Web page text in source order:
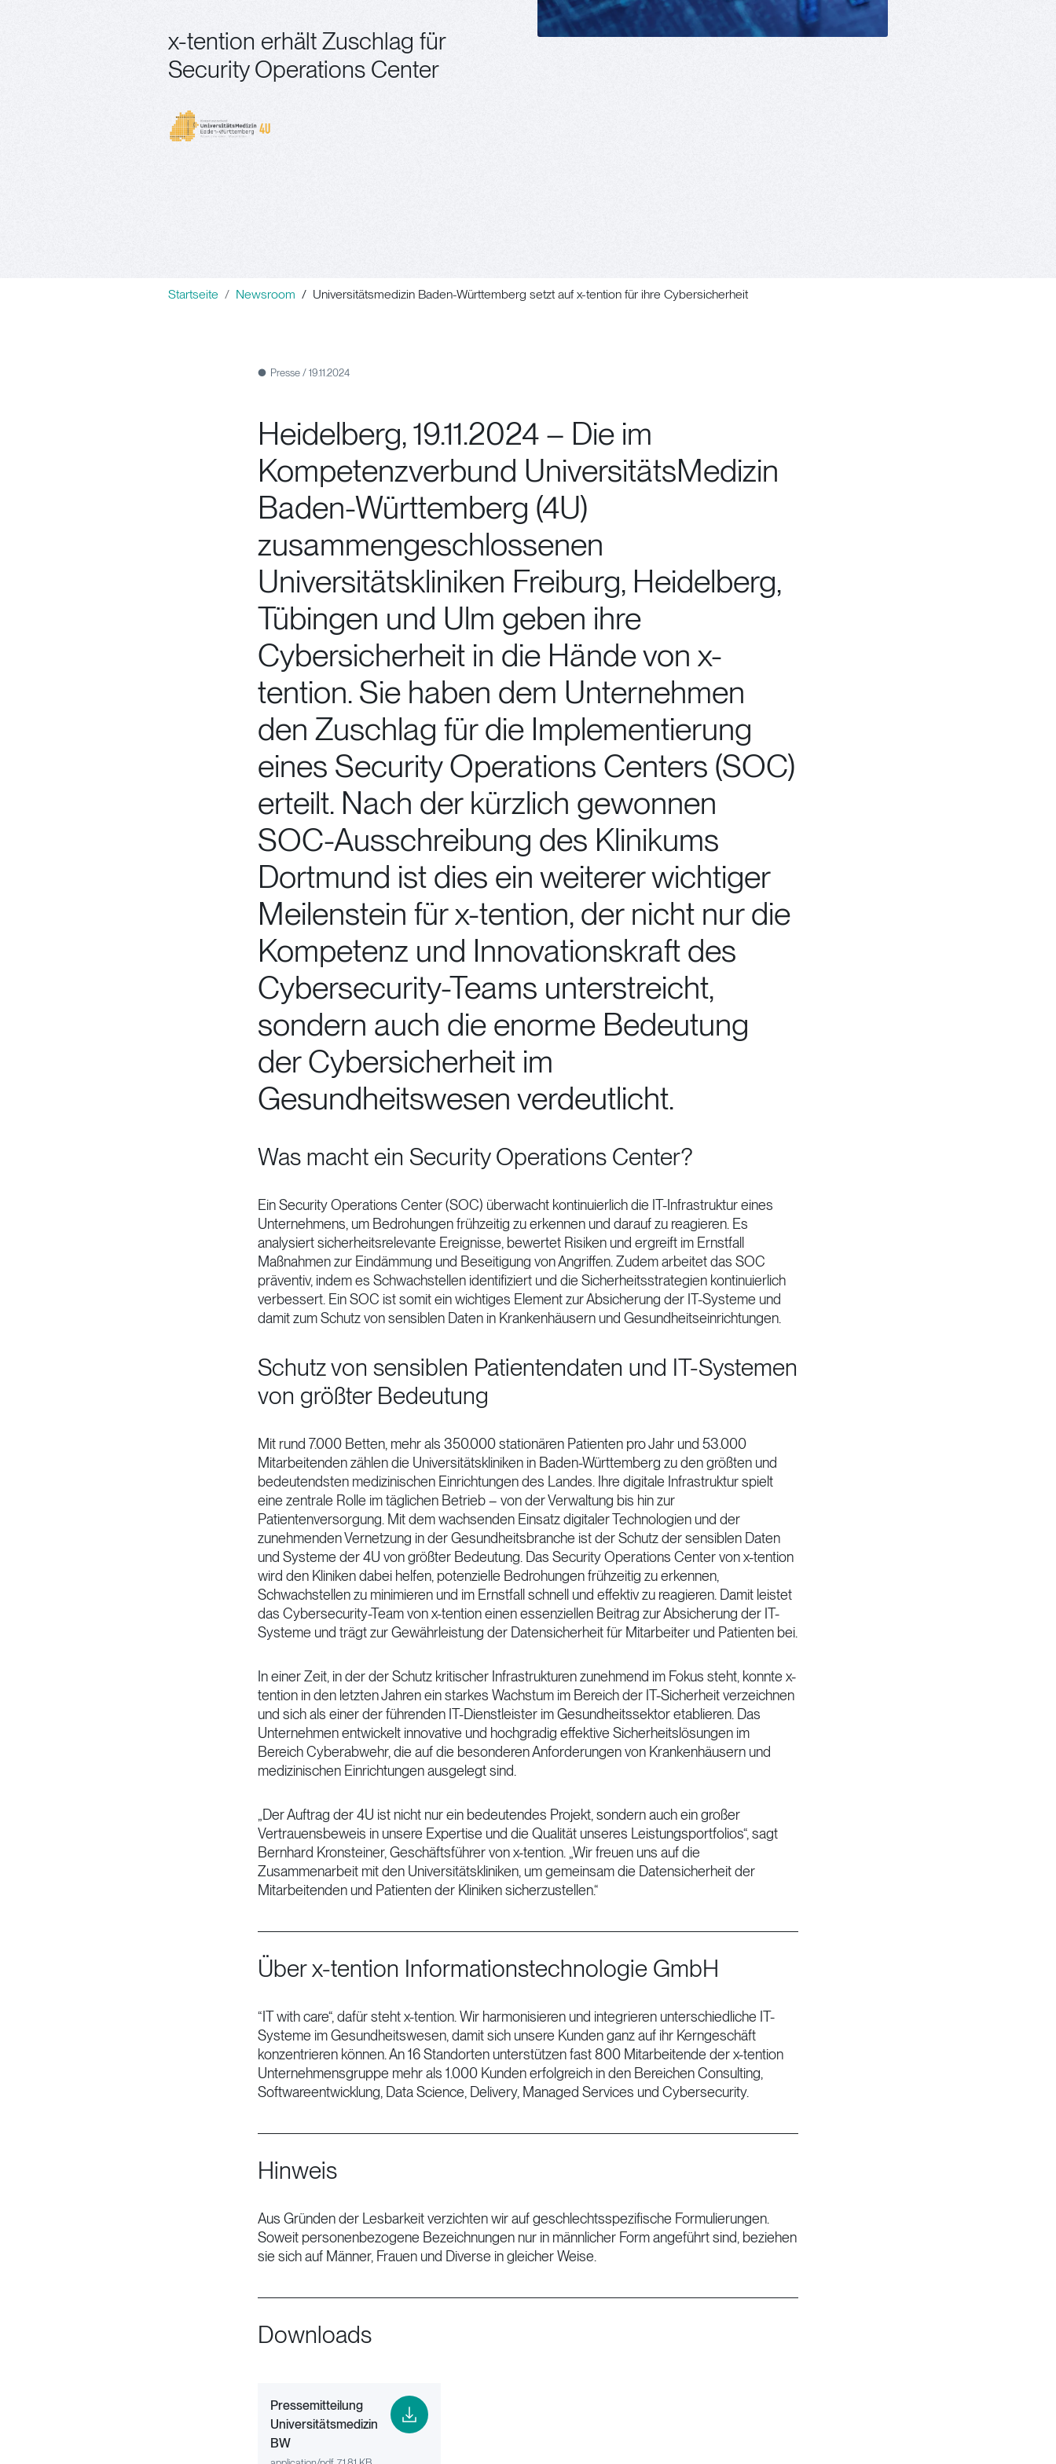
x-tention erhält Zuschlag für
Security Operations Center
Startseite Newsroom Universitätsmedizin Baden-Württemberg setzt auf x-tention für ihre Cybersicherheit
Presse / 19.11.2024
Heidelberg, 19.11.2024 – Die im
Kompetenzverbund UniversitätsMedizin
Baden-Württemberg (4U)
zusammengeschlossenen
Universitätskliniken Freiburg, Heidelberg,
Tübingen und Ulm geben ihre
Cybersicherheit in die Hände von x-
tention. Sie haben dem Unternehmen
den Zuschlag für die Implementierung
eines Security Operations Centers (SOC)
erteilt. Nach der kürzlich gewonnen
SOC-Ausschreibung des Klinikums
Dortmund ist dies ein weiterer wichtiger
Meilenstein für x-tention, der nicht nur die
Kompetenz und Innovationskraft des
Cybersecurity-Teams unterstreicht,
sondern auch die enorme Bedeutung
der Cybersicherheit im
Gesundheitswesen verdeutlicht.
Was macht ein Security Operations Center?
Ein Security Operations Center (SOC) überwacht kontinuierlich die IT-Infrastruktur eines
Unternehmens, um Bedrohungen frühzeitig zu erkennen und darauf zu reagieren. Es
analysiert sicherheitsrelevante Ereignisse, bewertet Risiken und ergreift im Ernstfall
Maßnahmen zur Eindämmung und Beseitigung von Angriffen. Zudem arbeitet das SOC
präventiv, indem es Schwachstellen identifiziert und die Sicherheitsstrategien kontinuierlich
verbessert. Ein SOC ist somit ein wichtiges Element zur Absicherung der IT-Systeme und
damit zum Schutz von sensiblen Daten in Krankenhäusern und Gesundheitseinrichtungen.
Schutz von sensiblen Patientendaten und IT-Systemen
von größter Bedeutung
Mit rund 7.000 Betten, mehr als 350.000 stationären Patienten pro Jahr und 53.000
Mitarbeitenden zählen die Universitätskliniken in Baden-Württemberg zu den größten und
bedeutendsten medizinischen Einrichtungen des Landes. Ihre digitale Infrastruktur spielt
eine zentrale Rolle im täglichen Betrieb – von der Verwaltung bis hin zur
Patientenversorgung. Mit dem wachsenden Einsatz digitaler Technologien und der
zunehmenden Vernetzung in der Gesundheitsbranche ist der Schutz der sensiblen Daten
und Systeme der 4U von größter Bedeutung. Das Security Operations Center von x-tention
wird den Kliniken dabei helfen, potenzielle Bedrohungen frühzeitig zu erkennen,
Schwachstellen zu minimieren und im Ernstfall schnell und effektiv zu reagieren. Damit leistet
das Cybersecurity-Team von x-tention einen essenziellen Beitrag zur Absicherung der IT-
Systeme und trägt zur Gewährleistung der Datensicherheit für Mitarbeiter und Patienten bei.
In einer Zeit, in der der Schutz kritischer Infrastrukturen zunehmend im Fokus steht, konnte x-
tention in den letzten Jahren ein starkes Wachstum im Bereich der IT-Sicherheit verzeichnen
und sich als einer der führenden IT-Dienstleister im Gesundheitssektor etablieren. Das
Unternehmen entwickelt innovative und hochgradig effektive Sicherheitslösungen im
Bereich Cyberabwehr, die auf die besonderen Anforderungen von Krankenhäusern und
medizinischen Einrichtungen ausgelegt sind.
„Der Auftrag der 4U ist nicht nur ein bedeutendes Projekt, sondern auch ein großer
Vertrauensbeweis in unsere Expertise und die Qualität unseres Leistungsportfolios“, sagt
Bernhard Kronsteiner, Geschäftsführer von x-tention. „Wir freuen uns auf die
Zusammenarbeit mit den Universitätskliniken, um gemeinsam die Datensicherheit der
Mitarbeitenden und Patienten der Kliniken sicherzustellen.“
Über x-tention Informationstechnologie GmbH
“IT with care“, dafür steht x-tention. Wir harmonisieren und integrieren unterschiedliche IT-
Systeme im Gesundheitswesen, damit sich unsere Kunden ganz auf ihr Kerngeschäft
konzentrieren können. An 16 Standorten unterstützen fast 800 Mitarbeitende der x-tention
Unternehmensgruppe mehr als 1.000 Kunden erfolgreich in den Bereichen Consulting,
Softwareentwicklung, Data Science, Delivery, Managed Services und Cybersecurity.
Hinweis
Aus Gründen der Lesbarkeit verzichten wir auf geschlechtsspezifische Formulierungen.
Soweit personenbezogene Bezeichnungen nur in männlicher Form angeführt sind, beziehen
sie sich auf Männer, Frauen und Diverse in gleicher Weise.
Downloads
Pressemitteilung
Universitätsmedizin
BW